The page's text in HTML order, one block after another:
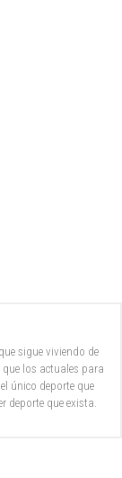
sigue viviendo de
los actuales para
único deporte que
deporte que exista.